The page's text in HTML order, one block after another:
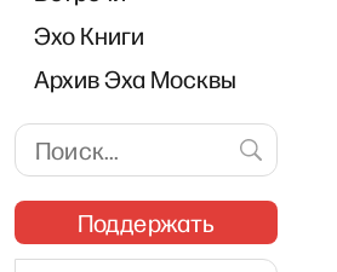
Эхо Книги
Архив Эха Москвы
Поддержать